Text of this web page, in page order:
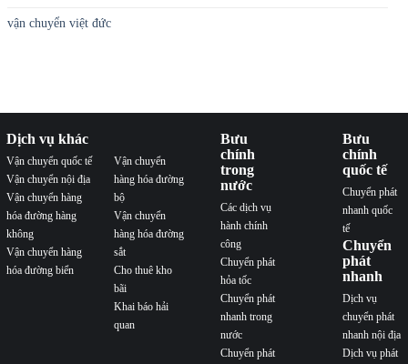
vận chuyển việt đức
Dịch vụ khác
Vận chuyển quốc tế
Vận chuyển nội địa
Vận chuyển hàng
hóa đường hàng
không
Vận chuyển hàng
hóa đường biển
Vận chuyển
hàng hóa đường
bộ
Vận chuyển
hàng hóa đường
sắt
Cho thuê kho
bãi
Khai báo hải
quan
Bưu
chính
trong
nước
Các dịch vụ
hành chính
công
Chuyển phát
hỏa tốc
Chuyển phát
nhanh trong
nước
Chuyển phát
Bưu
chính
quốc tế
Chuyển phát
nhanh quốc
tế
Chuyển
phát
nhanh
Dịch vụ
chuyển phát
nhanh nội địa
Dịch vụ phát